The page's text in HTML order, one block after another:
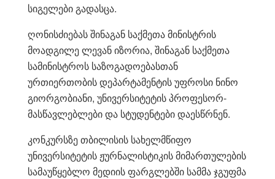
სიგელები გადასცა.
ღონისძიებას შინაგან საქმეთა მინისტრის
მოადგილე ლევან იზორია, შინაგან საქმეთა
სამინისტროს საზოგადოებასთან
ურთიერთობის დეპარტამენტის უფროსი ნინო
გიორგობიანი, უნივერსიტეტის პროფესორ-
მასწავლებლები და სტუდენტები დაესწრნენ.
კონკურსზე თბილისის სახელმწიფო
უნივერსიტეტის ჟურნალისტიკის მიმართულების
სამაუწყებლო მედიის ფარგლებში სამმა ჯგუფმა